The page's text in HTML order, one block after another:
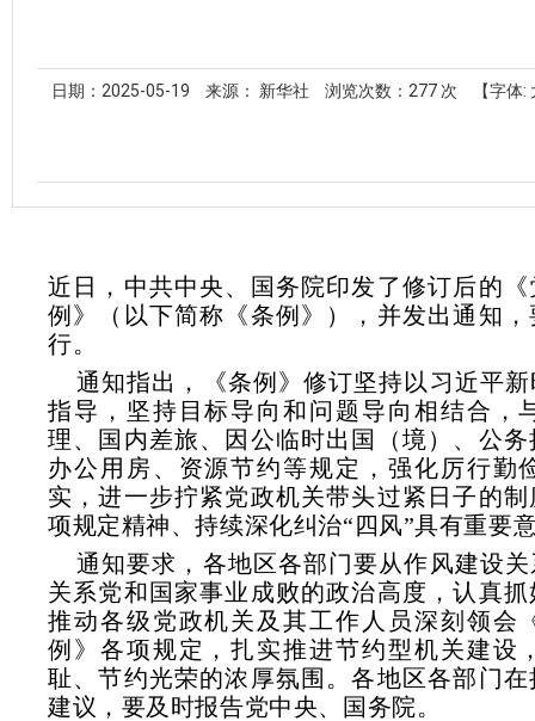
日期：2025-05-19 来源： 新华社 浏览次数： 277 次 【字体:
近日，中共中央、国务院印发了修订后的
例》（以下简称《条例》），并发出通知
行。
通知指出，《条例》修订坚持以习近平
指导，坚持目标导向和问题导向相结合，
理、国内差旅、因公临时出国（境）、公
办公用房、资源节约等规定，强化厉行勤
实，进一步拧紧党政机关带头过紧日子的
项规定精神、持续深化纠治“四风”具有重要
通知要求，各地区各部门要从作风建设
关系党和国家事业成败的政治高度，认真
推动各级党政机关及其工作人员深刻领会
例》各项规定，扎实推进节约型机关建设
耻、节约光荣的浓厚氛围。各地区各部门
建议，要及时报告党中央、国务院。